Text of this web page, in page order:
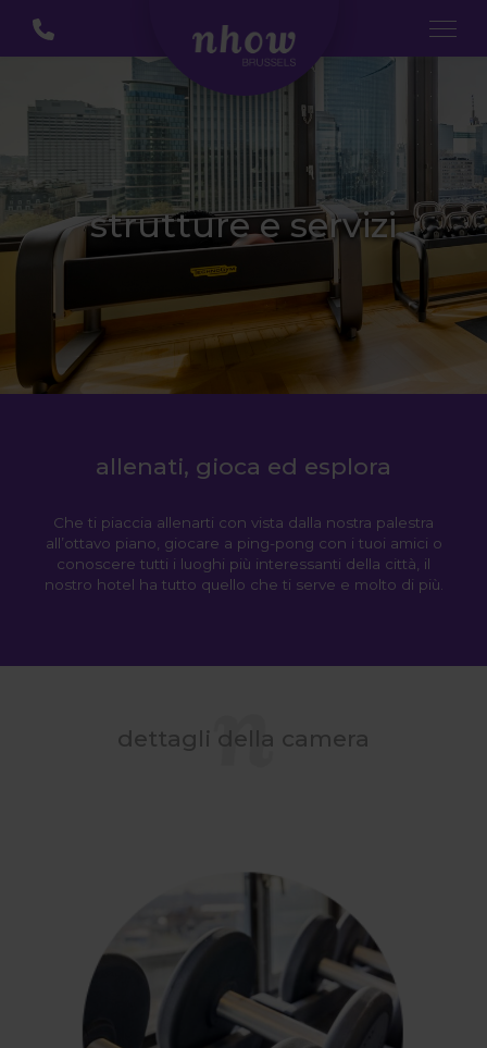
strutture e servizi
allenati, gioca ed esplora
Che ti piaccia allenarti con vista dalla nostra palestra
all’ottavo piano, giocare a ping-pong con i tuoi amici o
conoscere tutti i luoghi più interessanti della città, il
nostro hotel ha tutto quello che ti serve e molto di più.
dettagli della camera